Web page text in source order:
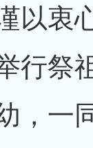
以衷
行祭
，一